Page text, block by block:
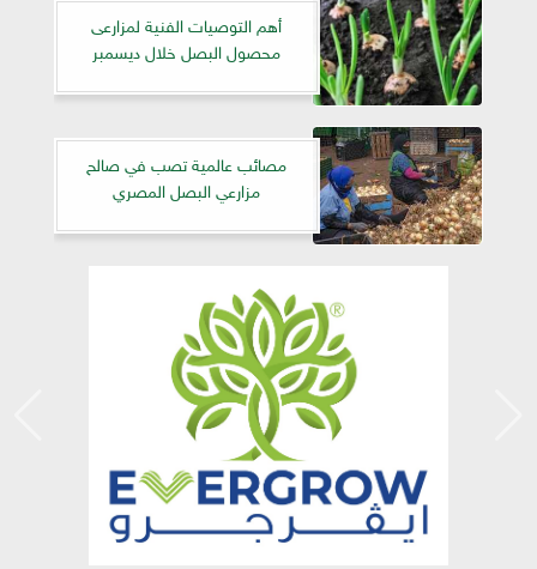
أهم التوصيات الفنية لمزارعى
محصول البصل خلال ديسمبر
مصائب عالمية تصب في صالح
مزارعي البصل المصري